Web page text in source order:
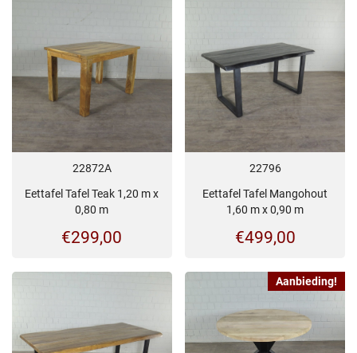
22872A
Eettafel Tafel Teak 1,20 m x
0,80 m
€299,00
22796
Eettafel Tafel Mangohout
1,60 m x 0,90 m
€499,00
Aanbieding!